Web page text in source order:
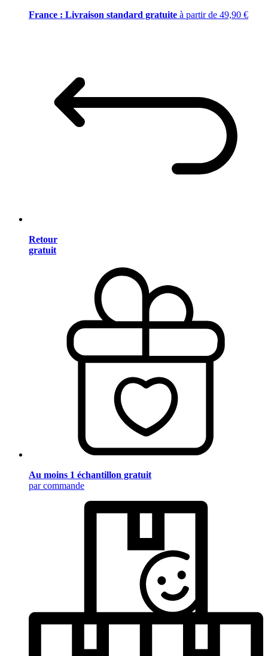
France : Livraison standard gratuite à partir de 49,90 €
Retour
gratuit
Au moins 1 échantillon gratuit
par commande